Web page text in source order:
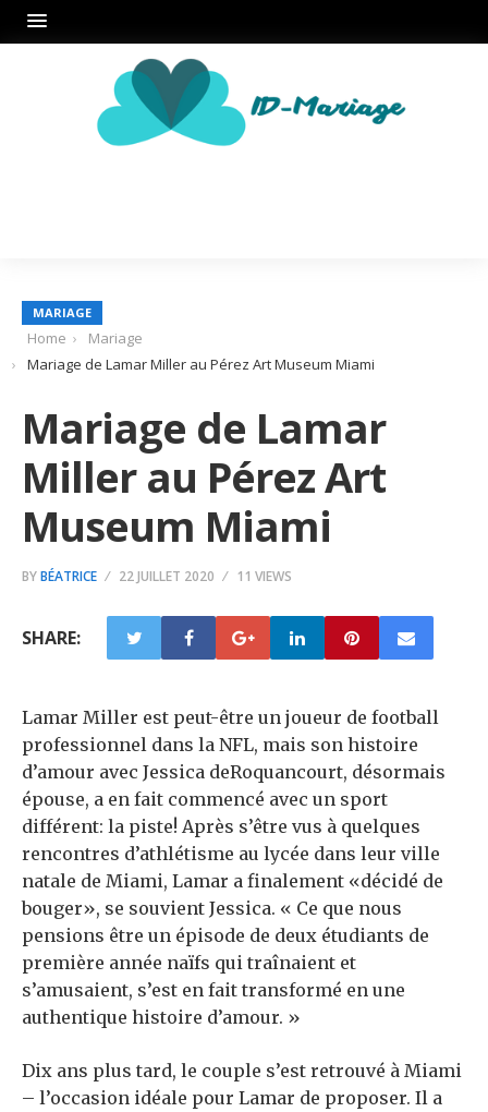
MARIAGE
Home
Mariage
Mariage de Lamar Miller au Pérez Art Museum Miami
Mariage de Lamar
Miller au Pérez Art
Museum Miami
BYBÉATRICE 22 JUILLET 2020 11 VIEWS
SHARE:
Lamar Miller est peut-être un joueur de football
professionnel dans la NFL, mais son histoire
d’amour avec Jessica deRoquancourt, désormais
épouse, a en fait commencé avec un sport
différent: la piste! Après s’être vus à quelques
rencontres d’athlétisme au lycée dans leur ville
natale de Miami, Lamar a finalement «décidé de
bouger», se souvient Jessica. « Ce que nous
pensions être un épisode de deux étudiants de
première année naïfs qui traînaient et
s’amusaient, s’est en fait transformé en une
authentique histoire d’amour. »
Dix ans plus tard, le couple s’est retrouvé à Miami
– l’occasion idéale pour Lamar de proposer. Il a